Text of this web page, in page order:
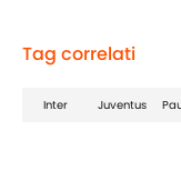
Tag correlati
Inter Juventus